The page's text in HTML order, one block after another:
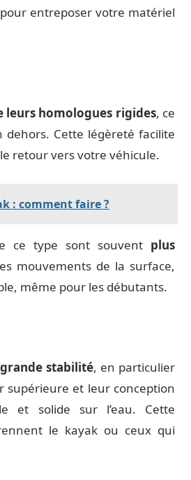
entreposer votre matériel
leurs homologues rigides, ce
dehors. Cette légèreté facilite
retour vers votre véhicule.
: comment faire ?
ce type sont souvent plus
mouvements de la surface,
même pour les débutants.
grande stabilité, en particulier
supérieure et leur conception
et solide sur l’eau. Cette
le kayak ou ceux qui